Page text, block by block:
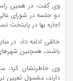
وی گفت: در همین
دو جلسه در شورای
اجاره بها در پایتخت نسبت به
باشند، همچنین شهرهای جدید،
دارند، مشمول تعیین